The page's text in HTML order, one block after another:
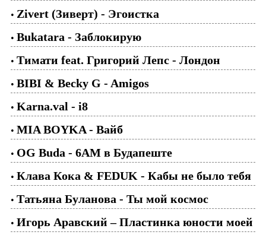
• Zivert (Зиверт) - Эгоистка
• Bukatara - Заблокирую
• Тимати feat. Григорий Лепс - Лондон
• BIBI & Becky G - Amigos
• Karna.val - i8
• MIA BOYKA - Вайб
• OG Buda - 6AM в Будапеште
• Клава Кока & FEDUK - Кабы не было тебя
• Татьяна Буланова - Ты мой космос
• Игорь Аравский – Пластинка юности моей